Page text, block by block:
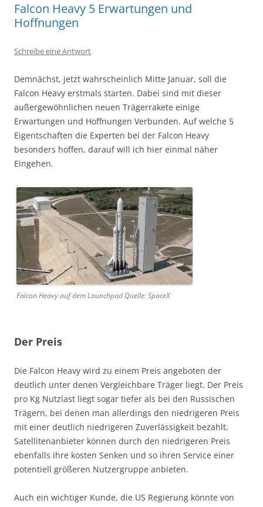
Falcon Heavy 5 Erwartungen und
Hoffnungen
Schreibe eine Antwort
Demnächst, jetzt wahrscheinlich Mitte Januar, soll die
Falcon Heavy erstmals starten. Dabei sind mit dieser
außergewöhnlichen neuen Trägerrakete einige
Erwartungen und Hoffnungen Verbunden. Auf welche 5
Eigentschaften die Experten bei der Falcon Heavy
besonders hoffen, darauf will ich hier einmal näher
Eingehen.
Falcon Heavy auf dem Launchpad Quelle: SpaceX
Der Preis
Die Falcon Heavy wird zu einem Preis angeboten der
deutlich unter denen Vergleichbare Träger liegt. Der Preis
pro Kg Nutzlast liegt sogar tiefer als bei den Russischen
Trägern, bei denen man allerdings den niedrigeren Preis
mit einer deutlich niedrigeren Zuverlässigkeit bezahlt.
Satellitenanbieter können durch den niedrigeren Preis
ebenfalls ihre kosten Senken und so ihren Service einer
potentiell größeren Nutzergruppe anbieten.
Auch ein wichtiger Kunde, die US Regierung könnte von